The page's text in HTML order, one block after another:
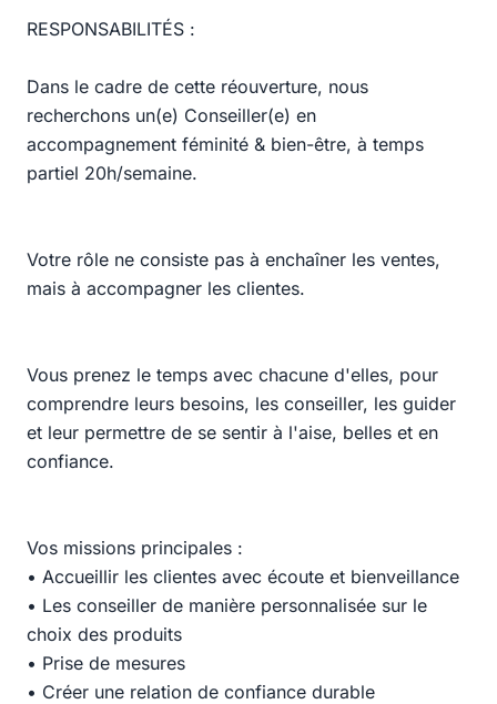
RESPONSABILITÉS :
Dans le cadre de cette réouverture, nous
recherchons un(e) Conseiller(e) en
accompagnement féminité & bien-être, à temps
partiel 20h/semaine.
Votre rôle ne consiste pas à enchaîner les ventes,
mais à accompagner les clientes.
Vous prenez le temps avec chacune d'elles, pour
comprendre leurs besoins, les conseiller, les guider
et leur permettre de se sentir à l'aise, belles et en
confiance.
Vos missions principales :
• Accueillir les clientes avec écoute et bienveillance
• Les conseiller de manière personnalisée sur le
choix des produits
• Prise de mesures
• Créer une relation de confiance durable